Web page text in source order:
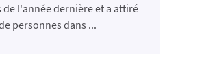
l'année dernière et a attiré
personnes dans ...